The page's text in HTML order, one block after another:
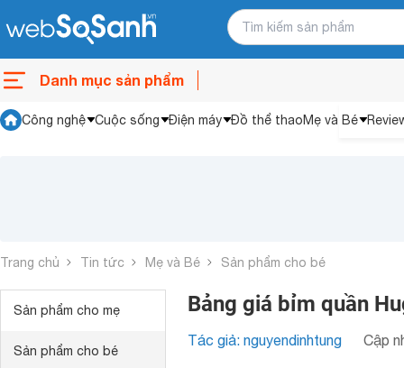
Danh mục sản phẩm
Công nghệ Cuộc sống Điện máy Đồ thể thaoMẹ và Bé
Trang chủ Tin tức Mẹ và Bé Sản phẩm cho bé
Sản phẩm cho mẹ
Sản phẩm cho bé
Bảng giá bỉm quần
Tác giả: nguyendinhtung Cập